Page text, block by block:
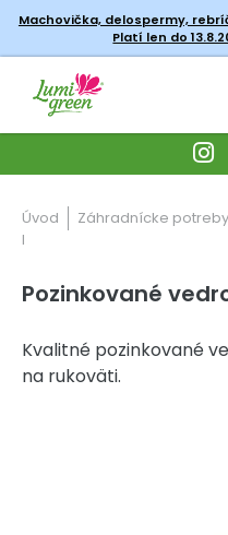
Machovička, delospermy,
Platí len do
Úvod Záhradnícke
l
Pozinkované
Kvalitné pozinkované
na rukoväti.